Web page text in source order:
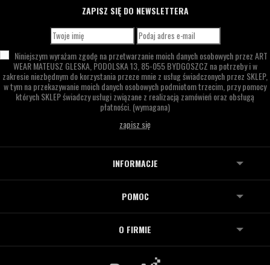
ZAPISZ SIĘ DO NEWSLETTERA
Niniejszym wyrażam zgodę na przetwarzanie moich danych osobowych przezART
WEAR MATEUSZ GLESKA,PODOLSKA 13,85-055 BYDGOSZCZ na potrzeby i w
zakresie niezbędnym do korzystania przeze mnie z usług świadczonych przez SKLEP,
w tym na przekazywanie moich danych osobowych podmiotom trzecim, przy pomocy
których SKLEP świadczy usługi związane z realizacją zamówień oraz obsługą
płatności.(wymagana)
INFORMACJE
POMOC
O FIRMIE